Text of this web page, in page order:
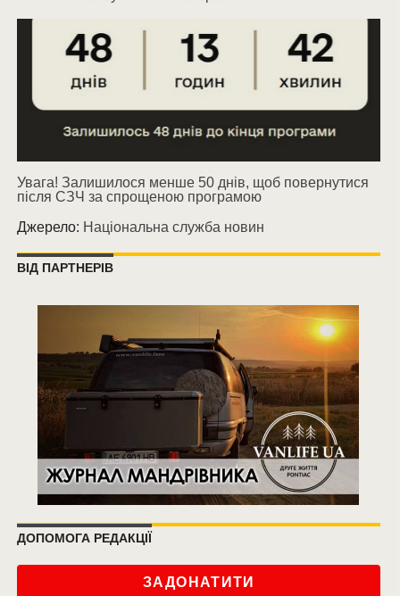
Увага! Залишилося менше 50 днів, щоб повернутися
після СЗЧ за спрощеною програмою
Джерело: Національна служба новин
ВІД ПАРТНЕРІВ
ДОПОМОГА РЕДАКЦІЇ
ЗАДОНАТИТИ